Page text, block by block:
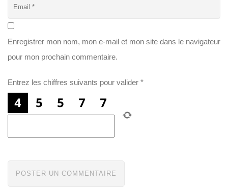
Enregistrer mon nom, mon e-mail et mon site dans le navigateur
pour mon prochain commentaire.
Entrez les chiffres suivants pour valider *